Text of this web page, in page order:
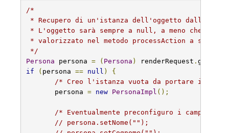
/*
* Recupero di un'istanza dell'oggetto dalla
* L'oggetto sarà sempre a null, a meno che non
* valorizzato nel metodo processAction a
*/
Persona persona = ( Persona ) renderRequest .
if
( persona == null )
{
/* Creo l'istanza vuota da portare in
persona = new PersonaImpl ();
/* Eventualmente preconfiguro i campi
// persona.setNome("");